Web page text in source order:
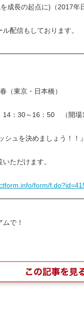
成長の起点に)（2017年
配信もしております。
東京・日本橋）
：30～16：50 （開場
ュを決めましょう！！』
ただけます。
form/
で！